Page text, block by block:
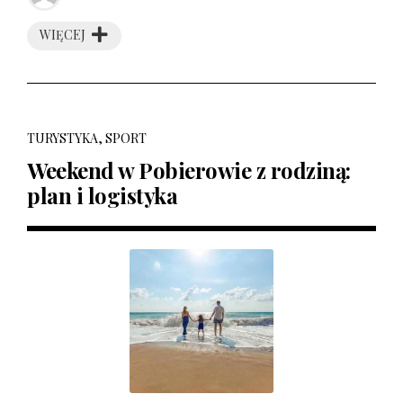
WIĘCEJ
TURYSTYKA, SPORT
Weekend w Pobierowie z rodziną:
plan i logistyka